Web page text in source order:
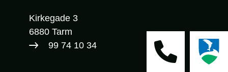
Kirkegade 3
6880 Tarm
99 74 10 34​